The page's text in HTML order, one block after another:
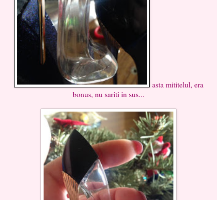
asta mititelul, era
bonus, nu sariti in sus...